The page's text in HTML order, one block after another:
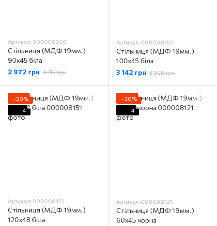
Артикул: 000008200
Стільниця (МДФ 19мм.)
90х45 біла
2 972 грн 3 715 грн
Артикул: 000008150
Стільниця (МДФ 19мм.)
100х45 біла
3 142 грн 3 928 грн
−20%
4
Артикул: 000008151
Стільниця (МДФ 19мм.)
120х48 біла
−20%
4
Артикул: 000008121
Стільниця (МДФ 19мм.)
60х45 чорна